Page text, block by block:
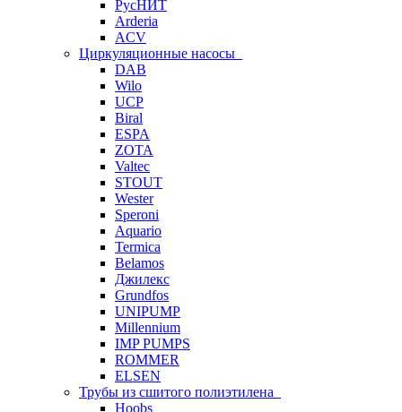
РусНИТ
Arderia
ACV
Циркуляционные насосы
DAB
Wilo
UCP
Biral
ESPA
ZOTA
Valtec
STOUT
Wester
Speroni
Aquario
Termica
Belamos
Джилекс
Grundfos
UNIPUMP
Millennium
IMP PUMPS
ROMMER
ELSEN
Трубы из сшитого полиэтилена
Hoobs